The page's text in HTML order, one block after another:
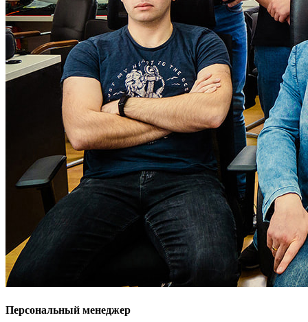
Персональный менеджер